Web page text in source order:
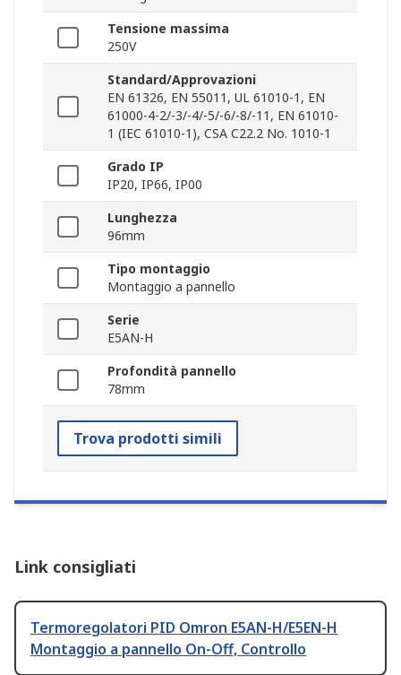
Tensione massima
250V
Standard/Approvazioni
EN 61326, EN 55011, UL 61010-1, EN
61000-4-2/-3/-4/-5/-6/-8/-11, EN 61010-
1 (IEC 61010-1), CSA C22.2 No. 1010-1
Grado IP
IP20, IP66, IP00
Lunghezza
96mm
Tipo montaggio
Montaggio a pannello
Serie
E5AN-H
Profondità pannello
78mm
Trova prodotti simili
Link consigliati
Termoregolatori PID Omron E5AN-H/E5EN-H
Montaggio a pannello On-Off, Controllo